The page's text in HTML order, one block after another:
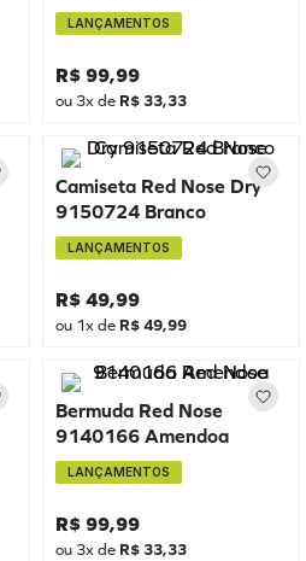
LANÇAMENTOS
R$ 99,99
ou 3x de R$ 33,33
Camiseta Red Nose Dry
9150724 Branco
LANÇAMENTOS
R$ 49,99
ou 1x de R$49,99
Bermuda Red Nose
9140166 Amendoa
LANÇAMENTOS
R$ 99,99
ou 3x de R$ 33,33